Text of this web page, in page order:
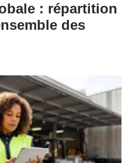
: répartition
des